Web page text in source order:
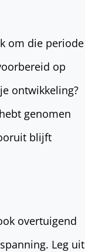
om die periode
op
ontwikkeling?
genomen
blijft
overtuigend
Leg uit